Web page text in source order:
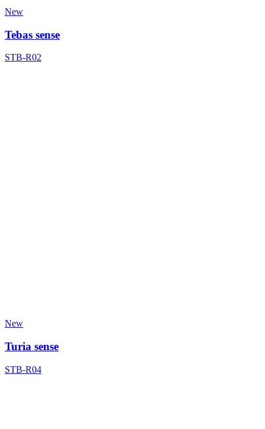
New
Tebas sense
STB-R02
New
Turia sense
STB-R04